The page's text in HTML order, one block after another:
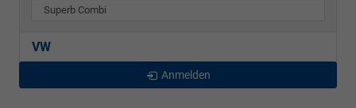
Superb Combi
VW
Anmelden